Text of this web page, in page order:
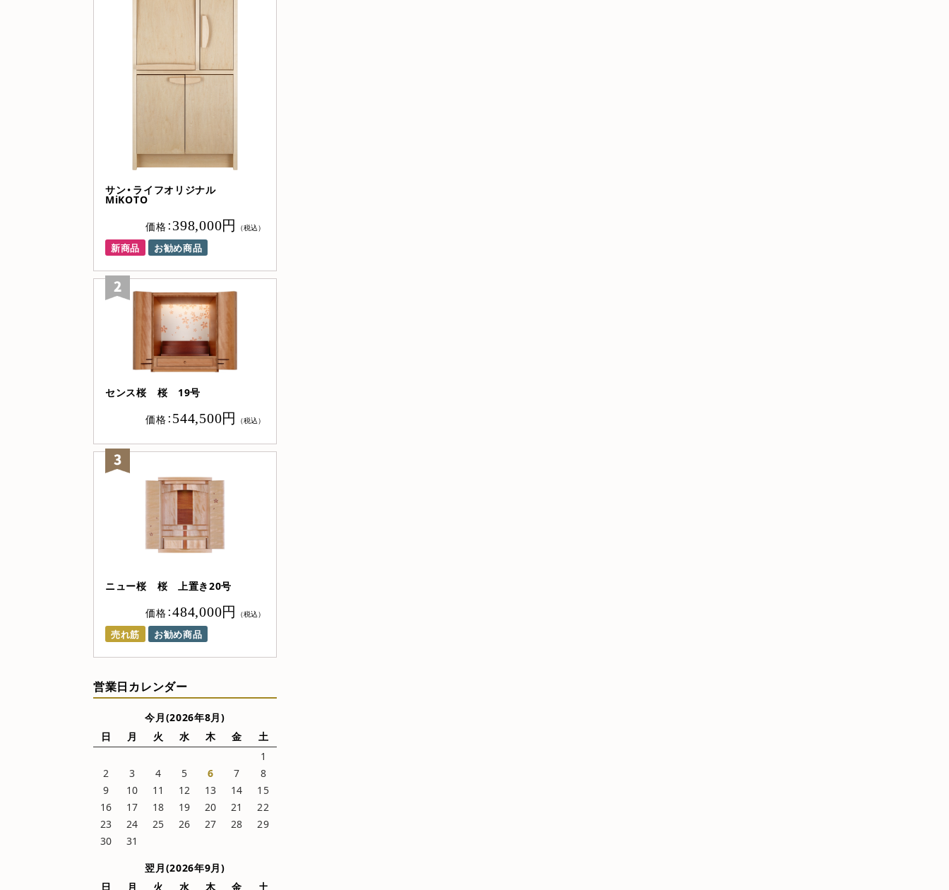
サン・ライフオリジナル
MiKOTO
価格： 398,000円 （税込）
新商品 お勧め商品
センス桜 桜 19号
価格： 544,500円 （税込）
ニュー桜 桜 上置き20号
価格：484,000円 （税込）
売れ筋 お勧め商品
営業日カレンダー
今月(2026年8月)
日
月 火 水 木 金
土
1
2
3 4 5 6 7
8
9
10 11 12 13 14
15
16
17 18 19 20 21
22
23
24 25 26 27 28
29
30
31
翌月(2026年9月)
日
月 火 水 木 金 土